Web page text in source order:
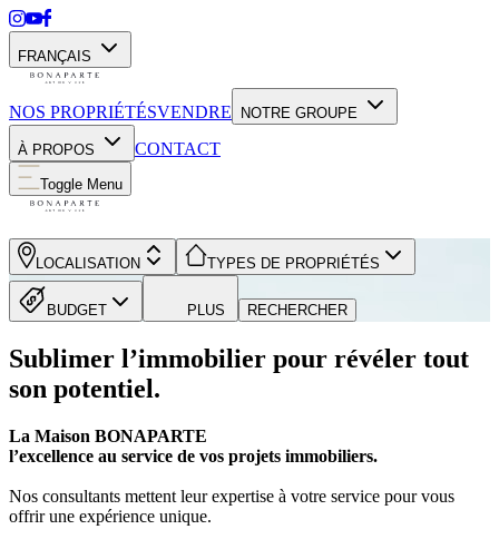
FRANÇAIS
NOS PROPRIÉTÉSVENDRE NOTRE GROUPE
À PROPOS CONTACT
Toggle Menu
LOCALISATION TYPES DE PROPRIÉTÉS
BUDGET PLUS RECHERCHER
Sublimer l’immobilier pour révéler tout
son potentiel.
La Maison BONAPARTE
l’excellence au service de vos projets immobiliers.
Nos consultants mettent leur expertise à votre service pour vous
offrir une expérience unique.